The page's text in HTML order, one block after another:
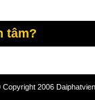
tâm?
Copyright 2006